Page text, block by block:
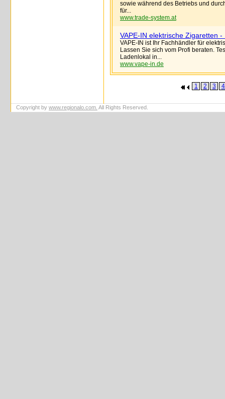
sowie während des Betriebs und
für...
www.trade-system.at
VAPE-IN elektrische Zigaretten
VAPE-IN ist Ihr Fachhändler für
Lassen Sie sich vom Profi beraten.
Ladenlokal in...
www.vape-in.de
1 2 3 4
Copyright by www.regionalo.com. All Rights Reserved.